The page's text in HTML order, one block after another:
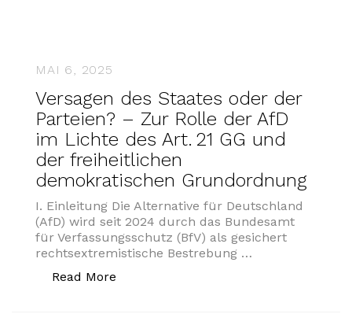
MAI 6, 2025
Versagen des Staates oder der
Parteien? – Zur Rolle der AfD
im Lichte des Art. 21 GG und
der freiheitlichen
demokratischen Grundordnung
I. Einleitung Die Alternative für Deutschland
(AfD) wird seit 2024 durch das Bundesamt
für Verfassungsschutz (BfV) als gesichert
rechtsextremistische Bestrebung …
Read More